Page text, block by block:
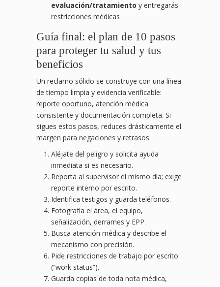
evaluación/tratamiento y entregarás
restricciones médicas
Guía final: el plan de 10 pasos
para proteger tu salud y tus
beneficios
Un reclamo sólido se construye con una línea
de tiempo limpia y evidencia verificable:
reporte oportuno, atención médica
consistente y documentación completa. Si
sigues estos pasos, reduces drásticamente el
margen para negaciones y retrasos.
Aléjate del peligro y solicita ayuda
inmediata si es necesario.
Reporta al supervisor el mismo día; exige
reporte interno por escrito.
Identifica testigos y guarda teléfonos.
Fotografía el área, el equipo,
señalización, derrames y EPP.
Busca atención médica y describe el
mecanismo con precisión.
Pide restricciones de trabajo por escrito
(“work status”).
Guarda copias de toda nota médica,